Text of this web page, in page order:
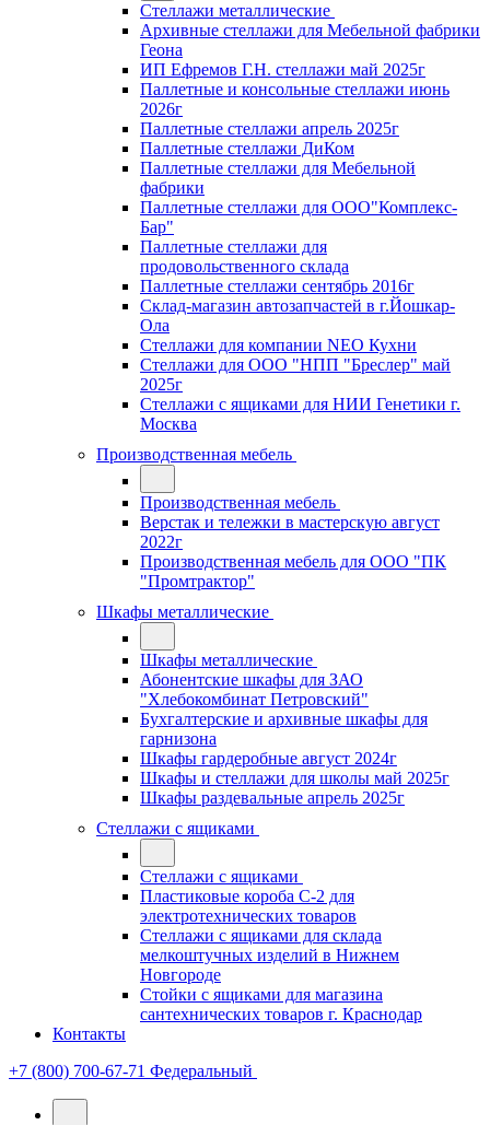
Стеллажи металлические
Архивные стеллажи для Мебельной фабрики
Геона
ИП Ефремов Г.Н. стеллажи май 2025г
Паллетные и консольные стеллажи июнь
2026г
Паллетные стеллажи апрель 2025г
Паллетные стеллажи ДиКом
Паллетные стеллажи для Мебельной
фабрики
Паллетные стеллажи для ООО"Комплекс-
Бар"
Паллетные стеллажи для
продовольственного склада
Паллетные стеллажи сентябрь 2016г
Склад-магазин автозапчастей в г.Йошкар-
Ола
Стеллажи для компании NEO Кухни
Стеллажи для ООО "НПП "Бреслер" май
2025г
Стеллажи с ящиками для НИИ Генетики г.
Москва
Производственная мебель
Производственная мебель
Верстак и тележки в мастерскую август
2022г
Производственная мебель для ООО "ПК
"Промтрактор"
Шкафы металлические
Шкафы металлические
Абонентские шкафы для ЗАО
"Хлебокомбинат Петровский"
Бухгалтерские и архивные шкафы для
гарнизона
Шкафы гардеробные август 2024г
Шкафы и стеллажи для школы май 2025г
Шкафы раздевальные апрель 2025г
Стеллажи с ящиками
Стеллажи с ящиками
Пластиковые короба С-2 для
электротехнических товаров
Стеллажи с ящиками для склада
мелкоштучных изделий в Нижнем
Новгороде
Стойки с ящиками для магазина
сантехнических товаров г. Краснодар
Контакты
+7 (800) 700-67-71 Федеральный